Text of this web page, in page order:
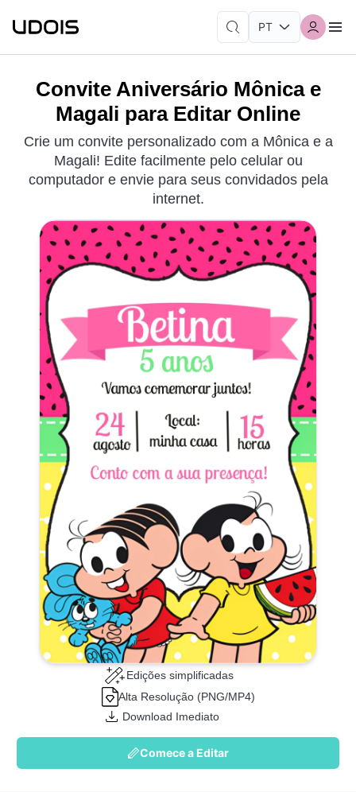
Convite Aniversário Mônica e
Magali para Editar Online
Crie um convite personalizado com a Mônica e a
Magali! Edite facilmente pelo celular ou
computador e envie para seus convidados pela
internet.
Edições simplificadas
Alta Resolução (PNG/MP4)
Download Imediato
Comece a Editar